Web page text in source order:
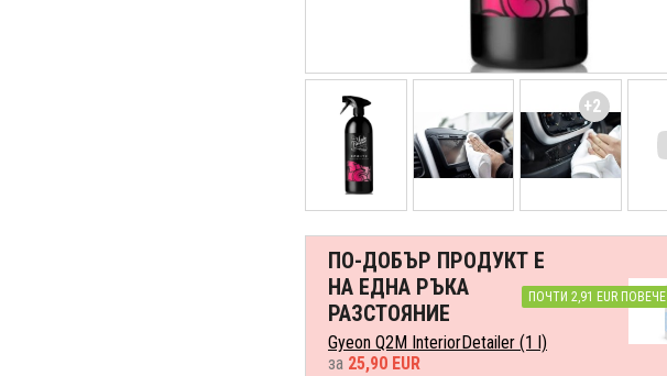
+2
ПО-ДОБЪР ПРОДУКТ Е
НА ЕДНА РЪКА
РАЗСТОЯНИЕ
Gyeon Q2M InteriorDetailer (1 l)
за 25,90 EUR
ПОЧТИ 2,91 EUR ПОВЕЧЕ